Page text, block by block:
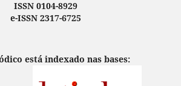
ISSN 0104-8929
e-ISSN 2317-6725
está indexado nas bases: